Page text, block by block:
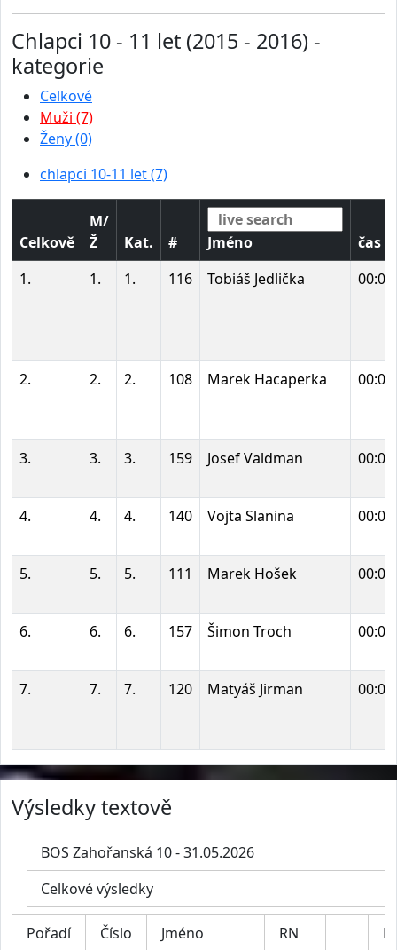
Chlapci 10 - 11 let (2015 - 2016) -
kategorie
Celkové
Muži (7)
Ženy (0)
chlapci 10-11 let (7)
Celkově
M/
Ž
Kat. # Jméno
čas
1.
1. 1. 116 Tobiáš Jedlička
2. 2. 2. 108 Marek Hacaperka
3. 3. 3. 159 Josef Valdman
4. 4. 4. 140 Vojta Slanina
5. 5. 5. 111 Marek Hošek
6. 6. 6. 157 Šimon Troch
7. 7. 7. 120 Matyáš Jirman
Výsledky textově
BOS Zahořanská 10 - 31.05.2026
Celkové výsledky
Pořadí Číslo Jméno RN